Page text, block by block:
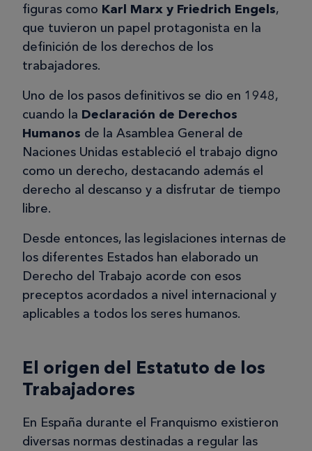
figuras como Karl Marx y Friedrich Engels,
que tuvieron un papel protagonista en la
definición de los derechos de los
trabajadores.
Uno de los pasos definitivos se dio en 1948,
cuando la Declaración de Derechos
Humanos de la Asamblea General de
Naciones Unidas estableció el trabajo digno
como un derecho, destacando además el
derecho al descanso y a disfrutar de tiempo
libre.
Desde entonces, las legislaciones internas de
los diferentes Estados han elaborado un
Derecho del Trabajo acorde con esos
preceptos acordados a nivel internacional y
aplicables a todos los seres humanos.
El origen del Estatuto de los
Trabajadores
En España durante el Franquismo existieron
diversas normas destinadas a regular las